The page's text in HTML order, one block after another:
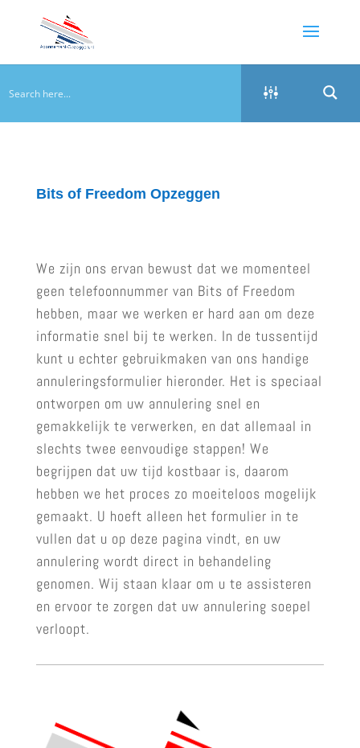
Bits of Freedom Opzeggen
We zijn ons ervan bewust dat we momenteel
geen telefoonnummer van Bits of Freedom
hebben, maar we werken er hard aan om deze
informatie snel bij te werken. In de tussentijd
kunt u echter gebruikmaken van ons handige
annuleringsformulier hieronder. Het is speciaal
ontworpen om uw annulering snel en
gemakkelijk te verwerken, en dat allemaal in
slechts twee eenvoudige stappen! We
begrijpen dat uw tijd kostbaar is, daarom
hebben we het proces zo moeiteloos mogelijk
gemaakt. U hoeft alleen het formulier in te
vullen dat u op deze pagina vindt, en uw
annulering wordt direct in behandeling
genomen. Wij staan klaar om u te assisteren
en ervoor te zorgen dat uw annulering soepel
verloopt.